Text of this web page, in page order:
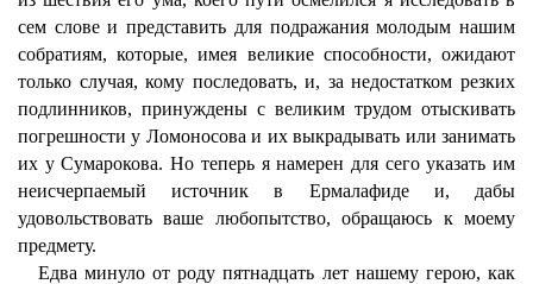
сем слове и представить для подражания молодым нашим
собратиям, которые, имея великие способности, ожидают
только случая, кому последовать, и, за недостатком резких
подлинников, принуждены с великим трудом отыскивать
погрешности у Ломоносова и их выкрадывать или занимать
их у Сумарокова. Но теперь я намерен для сего указать им
неисчерпаемый источник в Ермалафиде и, дабы
удовольствовать ваше любопытство, обращаюсь к моему
предмету.
Едва минуло от роду пятнадцать лет нашему герою, как